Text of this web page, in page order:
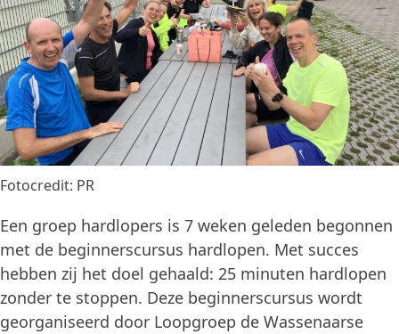
Fotocredit: PR
Een groep hardlopers is 7 weken geleden begonnen
met de beginnerscursus hardlopen. Met succes
hebben zij het doel gehaald: 25 minuten hardlopen
zonder te stoppen. Deze beginnerscursus wordt
georganiseerd door Loopgroep de Wassenaarse